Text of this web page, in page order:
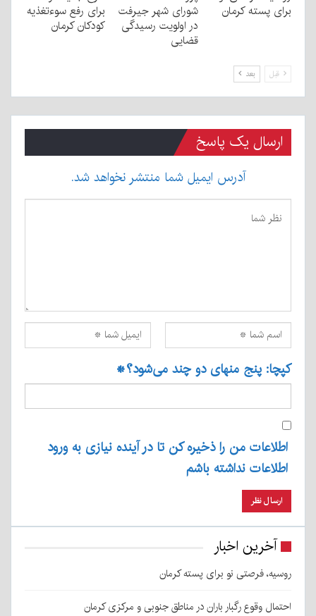
برای پسته کرمان
شورای شهر جیرفت
در اولویت رسیدگی
قضایی
برای رفع سوءتغذیه
کودکان کرمان
قبل بعد
ارسال یک پاسخ
آدرس ایمیل شما منتشر نخواهد شد.
کپچا: پنج منهای دو چند می‌شود؟*
اطلاعات من را ذخیره کن تا در آینده نیازی به ورود
اطلاعات نداشته باشم
آخرین اخبار
روسیه، فرصتی نو برای پسته کرمان
احتمال وقوع رگبار باران در مناطق جنوبی و مرکزی کرمان